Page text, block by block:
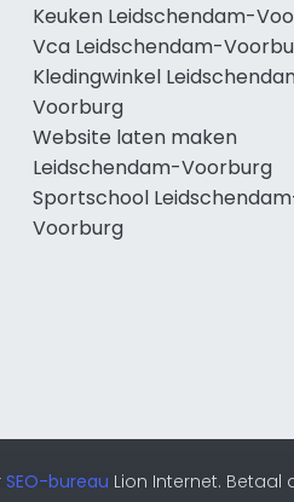
Keuken Leidschendam-
Vca Leidschendam-
Kledingwinkel
Voorburg
Website laten maken
Leidschendam-Voorburg
Sportschool
Voorburg
SEO-bureau Lion Internet. Betaal